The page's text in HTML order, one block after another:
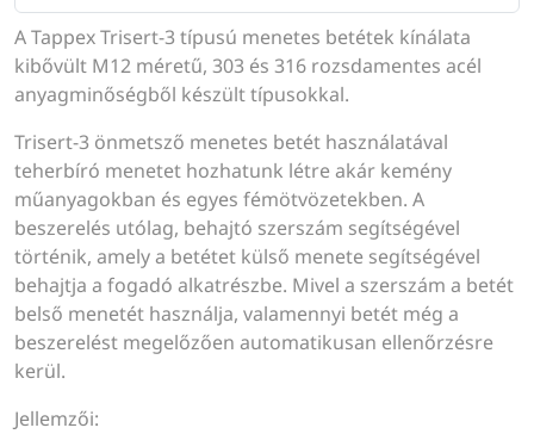
A Tappex Trisert-3 típusú menetes betétek kínálata
kibővült M12 méretű, 303 és 316 rozsdamentes acél
anyagminőségből készült típusokkal.
Trisert-3 önmetsző menetes betét használatával
teherbíró menetet hozhatunk létre akár kemény
műanyagokban és egyes fémötvözetekben. A
beszerelés utólag, behajtó szerszám segítségével
történik, amely a betétet külső menete segítségével
behajtja a fogadó alkatrészbe. Mivel a szerszám a betét
belső menetét használja, valamennyi betét még a
beszerelést megelőzően automatikusan ellenőrzésre
kerül.
Jellemzői: